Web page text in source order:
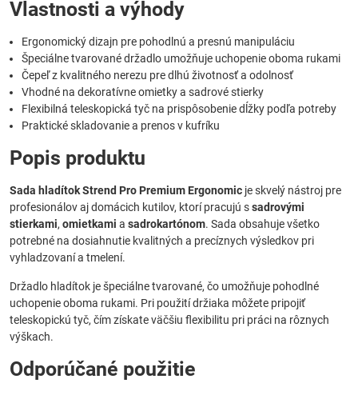
Vlastnosti a výhody
Ergonomický dizajn pre pohodlnú a presnú manipuláciu
Špeciálne tvarované držadlo umožňuje uchopenie oboma rukami
Čepeľ z kvalitného nerezu pre dlhú životnosť a odolnosť
Vhodné na dekoratívne omietky a sadrové stierky
Flexibilná teleskopická tyč na prispôsobenie dĺžky podľa potreby
Praktické skladovanie a prenos v kufríku
Popis produktu
Sada hladítok Strend Pro Premium Ergonomic je skvelý nástroj pre
profesionálov aj domácich kutilov, ktorí pracujú ssadrovými
stierkami, omietkami a sadrokartónom. Sada obsahuje všetko
potrebné na dosiahnutie kvalitných a precíznych výsledkov pri
vyhladzovaní a tmelení.
Držadlo hladítok je špeciálne tvarované, čo umožňuje pohodlné
uchopenie oboma rukami. Pri použití držiaka môžete pripojiť
teleskopickú tyč, čím získate väčšiu flexibilitu pri práci na rôznych
výškach.
Odporúčané použitie